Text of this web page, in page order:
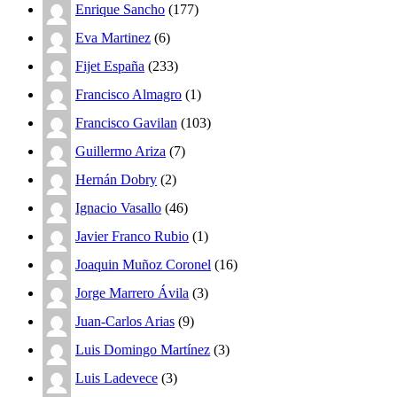
Enrique Sancho (177)
Eva Martinez (6)
Fijet España (233)
Francisco Almagro (1)
Francisco Gavilan (103)
Guillermo Ariza (7)
Hernán Dobry (2)
Ignacio Vasallo (46)
Javier Franco Rubio (1)
Joaquin Muñoz Coronel (16)
Jorge Marrero Ávila (3)
Juan-Carlos Arias (9)
Luis Domingo Martínez (3)
Luis Ladevece (3)